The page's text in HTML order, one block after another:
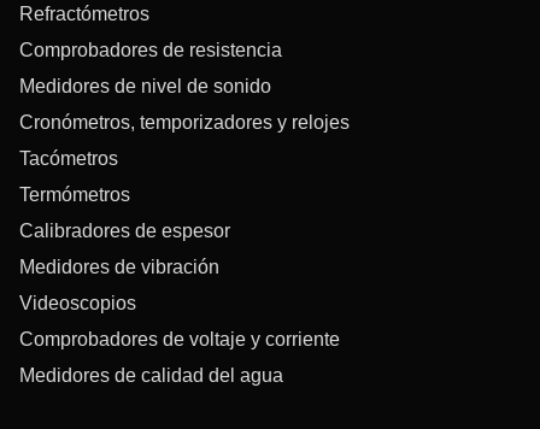
Refractómetros
Comprobadores de resistencia
Medidores de nivel de sonido
Cronómetros, temporizadores y relojes
Tacómetros
Termómetros
Calibradores de espesor
Medidores de vibración
Videoscopios
Comprobadores de voltaje y corriente
Medidores de calidad del agua